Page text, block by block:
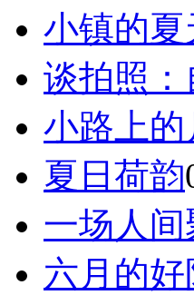
小镇的夏
谈拍照：
小路上的
夏日荷韵
一场人
六月的好